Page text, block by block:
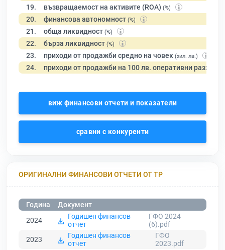
19. възвращаемост на активите (ROA) (%)
20. финансова автономност (%)
21. обща ликвидност (%)
22. бърза ликвидност (%)
23. приходи от продажби средно на човек (хил. лв.)
24. приходи от продажби на 100 лв. оперативни разходи
виж финансови отчети и показатели
сравни с конкуренти
ОРИГИНАЛНИ ФИНАНСОВИ ОТЧЕТИ ОТ ТР
Година
Документ
2024
Годишен финансов
отчет
ГФО 2024
(6).pdf
2023
Годишен финансов
отчет
ГФО
2023.pdf